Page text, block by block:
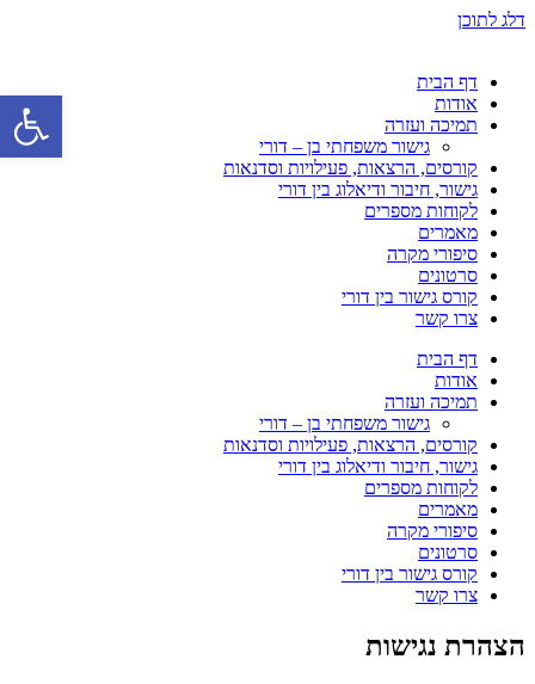
דלג לתוכן
דף הבית
אודות
תמיכה ועזרה
גישור משפחתי בן – דורי
קורסים, הרצאות, פעילויות וסדנאות
גישור, חיבור ודיאלוג בין דורי
לקוחות מספרים
מאמרים
סיפורי מקרה
סרטונים
קורס גישור בין דורי
צרו קשר
דף הבית
אודות
תמיכה ועזרה
גישור משפחתי בן – דורי
קורסים, הרצאות, פעילויות וסדנאות
גישור, חיבור ודיאלוג בין דורי
לקוחות מספרים
מאמרים
סיפורי מקרה
סרטונים
קורס גישור בין דורי
צרו קשר
הצהרת נגישות
פתח